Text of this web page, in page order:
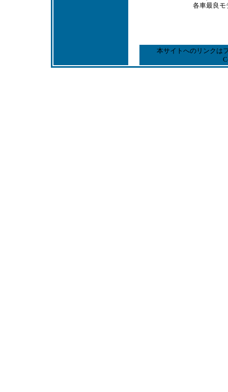
各車最良モ
本サイトへのリンクは